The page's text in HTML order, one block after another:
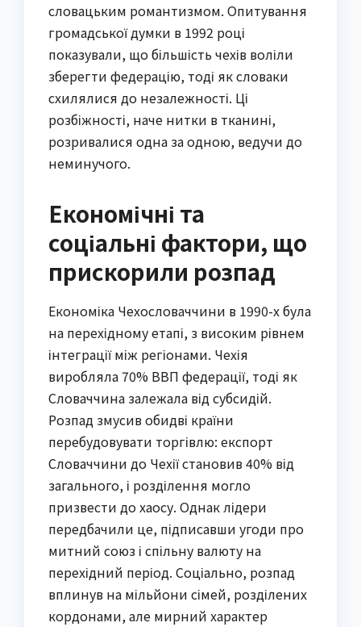
словацьким романтизмом. Опитування
громадської думки в 1992 році
показували, що більшість чехів воліли
зберегти федерацію, тоді як словаки
схилялися до незалежності. Ці
розбіжності, наче нитки в тканині,
розривалися одна за одною, ведучи до
неминучого.
Економічні та
соціальні фактори, що
прискорили розпад
Економіка Чехословаччини в 1990-х була
на перехідному етапі, з високим рівнем
інтеграції між регіонами. Чехія
виробляла 70% ВВП федерації, тоді як
Словаччина залежала від субсидій.
Розпад змусив обидві країни
перебудовувати торгівлю: експорт
Словаччини до Чехії становив 40% від
загального, і розділення могло
призвести до хаосу. Однак лідери
передбачили це, підписавши угоди про
митний союз і спільну валюту на
перехідний період. Соціально, розпад
вплинув на мільйони сімей, розділених
кордонами, але мирний характер